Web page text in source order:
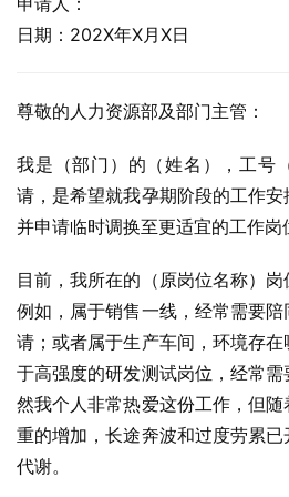
日期：202X年X月X日
尊敬的人力资源部及部门主管：
我是（部门）的（姓名），工号
请，是希望就我孕期阶段的工作安
并申请临时调换至更适宜的工作岗
目前，我所在的（原岗位名称）岗
例如，属于销售一线，经常需要
请；或者属于生产车间，环境存
于高强度的研发测试岗位，经常
然我个人非常热爱这份工作，但
重的增加，长途奔波和过度劳累
代谢。